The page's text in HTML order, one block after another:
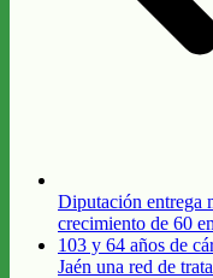
Diputación entrega
crecimiento de 60
103 y 64 años de
Jaén una red de